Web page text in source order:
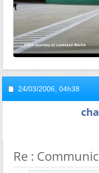
24/03/2006, 04h38
Re :